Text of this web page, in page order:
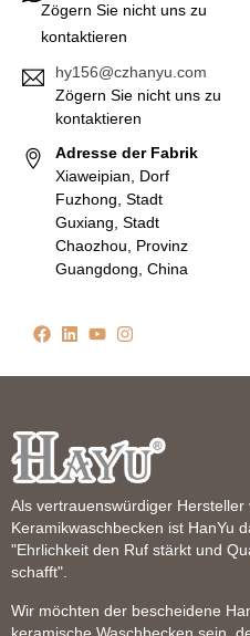
Zögern Sie nicht uns zu
kontaktieren
hy156@czhanyu.com
Zögern Sie nicht uns zu
kontaktieren
Adresse der Fabrik
Xiaweipian, Dorf
Fuzhong, Stadt
Guxiang, Stadt
Chaozhou, Provinz
Guangdong, China
Als vertrauenswürdiger Hersteller
Keramikwaschbecken ist HanYu
"Ehrlichkeit den Ruf stärkt und
schafft".
Wir möchten der bescheidene